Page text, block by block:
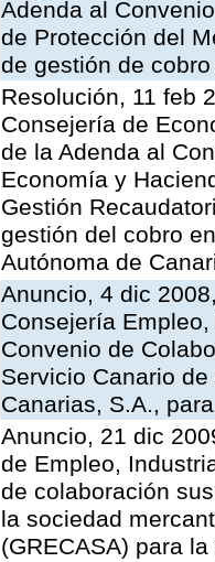
Adenda al
de Protección del
de gestión de
Resolución, 11 feb
Consejería de
de la Adenda al
Economía y
Gestión
gestión del cobro
Autónoma de
Anuncio, 4 dic
Consejería
Convenio de
Servicio Canario
Canarias, S.A.,
Anuncio, 21 dic
de Empleo,
de colaboración
la sociedad
(GRECASA) para